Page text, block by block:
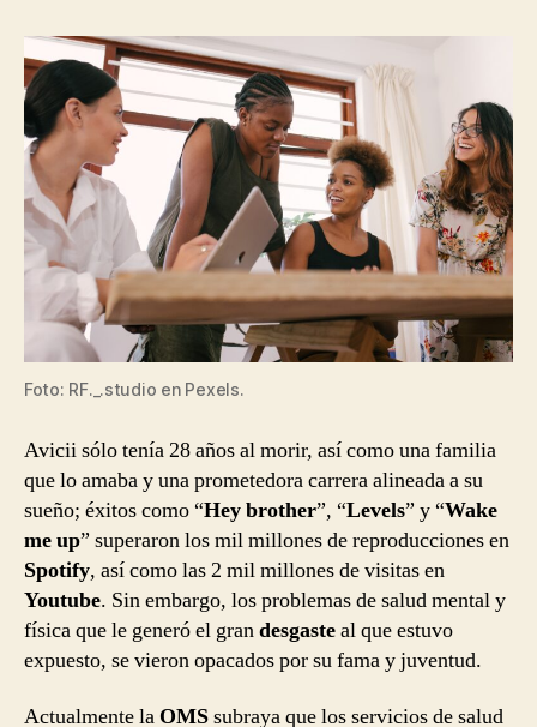
Foto: RF._.studio en Pexels.
Avicii sólo tenía 28 años al morir, así como una familia
que lo amaba y una prometedora carrera alineada a su
sueño; éxitos como “Hey brother”, “Levels” y “Wake
me up” superaron los mil millones de reproducciones en
Spotify, así como las 2 mil millones de visitas en
Youtube. Sin embargo, los problemas de salud mental y
física que le generó el grandesgasteal que estuvo
expuesto, se vieron opacados por su fama y juventud.
Actualmente la OMSsubraya que los servicios de salud